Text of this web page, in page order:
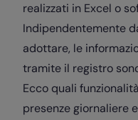
realizzati in Excel o
Indipendentemente
adottare, le
tramite il registro
Ecco quali
presenze giornaliere